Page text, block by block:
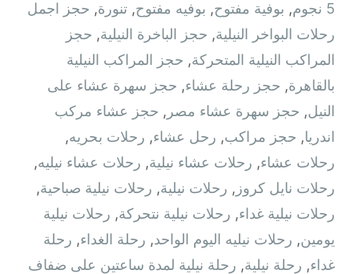
5 نجوم
, بوفية مفتوح, بوفيه مفتوح, تنورة, حجز اجمل
رحلات البواخر النيلية, حجز الباخرة النيلية, حجز
المراكب النيلية المتحركة, حجز المراكب النيلية
بالقاهرة, حجز رحلة عشاء, حجز سهرة عشاء على
النيل, حجز سهرة عشاء مصر , حجز عشاء مركب
اندريا, حجز مراكب, رحل عشاء, رحلات بحريه,
رحلات عشاء, رحلات عشاء نيلية, رحلات عشاء نيليه,
رحلات نايل كروز , رحلات نيلية, رحلات نيلية صباحية,
رحلات نيلية غداء, رحلات نيلية نتحركة, رحلات نيلية
يومين, رحلات نيليه اليوم الواحد, رحلة الغداء, رحلة
غداء, رحلة نيلية, رحلة نيلية لمدة ساعتين على ضفاف